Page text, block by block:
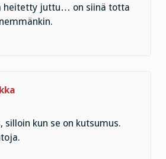
heitetty juttu… on siinä totta
silloin kun se on kutsumus.